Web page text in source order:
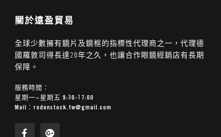
關於遠盈貿易
全球少數擁有鏡片及鏡框的指標性代理商之一，代理德
國羅敦司得長達20年之久，也讓合作眼鏡經銷店有長期
保障。
服務時間：
星期一~星期五 9:30-17:00
Mail： rodenstock.tw@gmail.com